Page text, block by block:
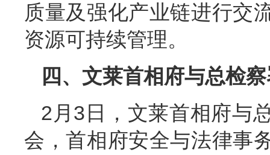
质量及强化产业链进行交
资源可持续管理。
四、文莱首相府与总检
2月3日，文莱首相府与
会，首相府安全与法律事